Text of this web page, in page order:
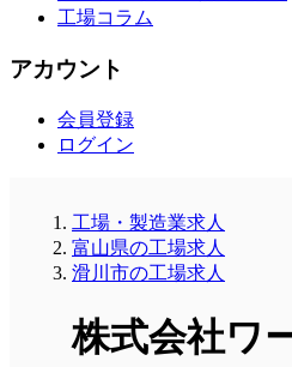
工場コラム
アカウント
会員登録
ログイン
工場・製造業求人
富山県の工場求人
滑川市の工場求人
株式会社ワ